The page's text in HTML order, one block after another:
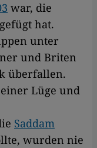
war, die
hat.
unter
und Briten
überfallen.
Lüge und
Saddam
wurden nie